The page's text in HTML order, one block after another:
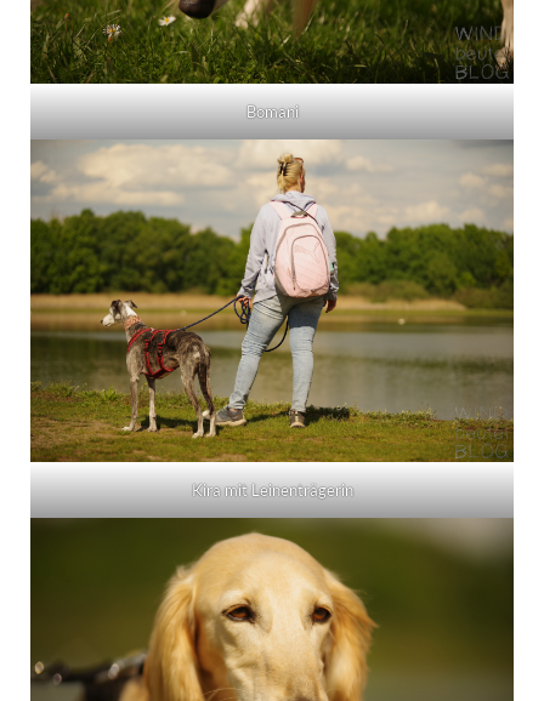
Bomani
Kira mit Leinenträgerin